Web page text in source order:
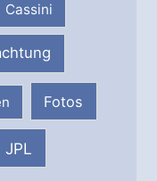
Cassini
Fotos
JPL